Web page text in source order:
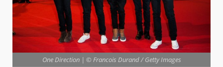
One Direction | © Francois Durand / Getty Images